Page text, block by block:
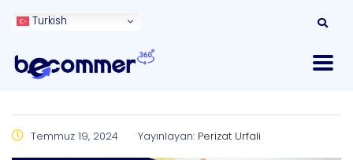
Turkish
Temmuz 19, 2024 Yayınlayan: Perizat Urfali